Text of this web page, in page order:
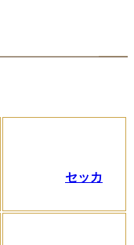
セッカ